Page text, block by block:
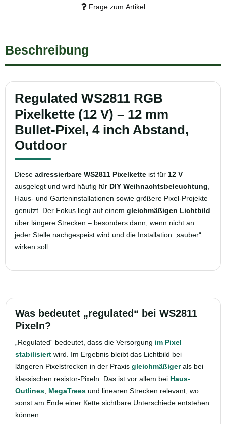
Frage zum Artikel
Beschreibung
Regulated WS2811 RGB
Pixelkette (12 V) – 12 mm
Bullet-Pixel, 4 inch Abstand,
Outdoor
Diese adressierbare WS2811 Pixelkette ist für 12 V
ausgelegt und wird häufig für DIY Weihnachtsbeleuchtung,
Haus- und Garteninstallationen sowie größere Pixel-Projekte
genutzt. Der Fokus liegt auf einem gleichmäßigen Lichtbild
über längere Strecken – besonders dann, wenn nicht an
jeder Stelle nachgespeist wird und die Installation „sauber“
wirken soll.
Was bedeutet „regulated“ bei WS2811
Pixeln?
„Regulated“ bedeutet, dass die Versorgung im Pixel
stabilisiert wird. Im Ergebnis bleibt das Lichtbild bei
längeren Pixelstrecken in der Praxis gleichmäßigerals bei
klassischen resistor-Pixeln. Das ist vor allem bei Haus-
Outlines MegaTrees und linearen Strecken relevant, wo
sonst am Ende einer Kette sichtbare Unterschiede entstehen
können.